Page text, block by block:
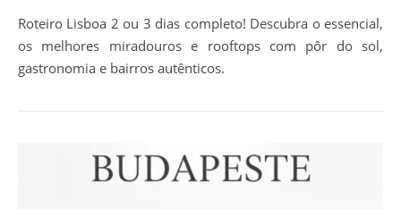
Roteiro Lisboa 2 ou 3 dias completo! Descubra o essencial,
os melhores miradouros e rooftops com pôr do sol,
gastronomia e bairros autênticos.